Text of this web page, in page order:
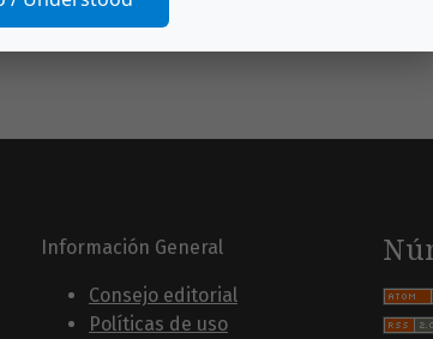
Información General
Consejo editorial
Políticas de uso